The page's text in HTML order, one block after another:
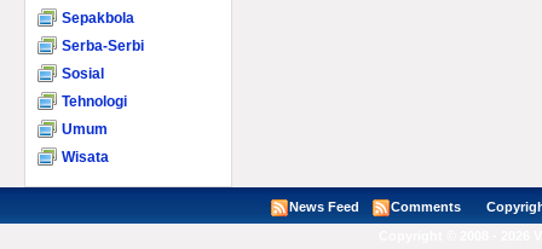
Sepakbola
Serba-Serbi
Sosial
Tehnologi
Umum
Wisata
News Feed Comments Copyright